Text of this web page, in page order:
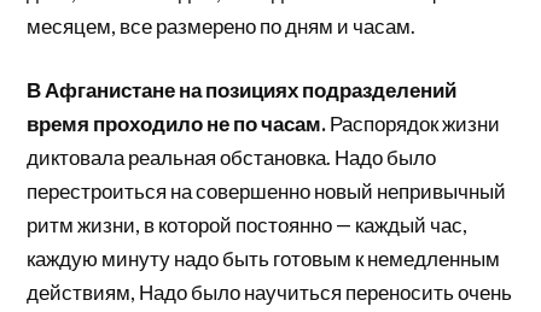
месяцем, все размерено по дням и часам.
В Афганистане на позициях подразделений
время проходило не по часам.Распорядок жизни
диктовала реальная обстановка. Надо было
перестроиться на совершенно новый непривычный
ритм жизни, в которой постоянно — каждый час,
каждую минуту надо быть готовым к немедленным
действиям, Надо было научиться переносить очень